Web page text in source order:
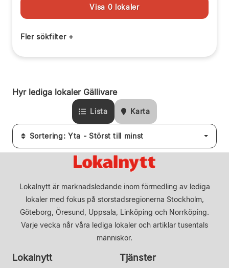
Hyr lediga lokaler Gällivare
Lista Karta
Sortering: Yta - Störst till minst
Lokalnytt är marknadsledande inom förmedling av lediga
lokaler med fokus på storstadsregionerna Stockholm,
Göteborg, Öresund, Uppsala, Linköping och Norrköping.
Varje vecka når våra lediga lokaler och artiklar tusentals
människor.
Lokalnytt Tjänster